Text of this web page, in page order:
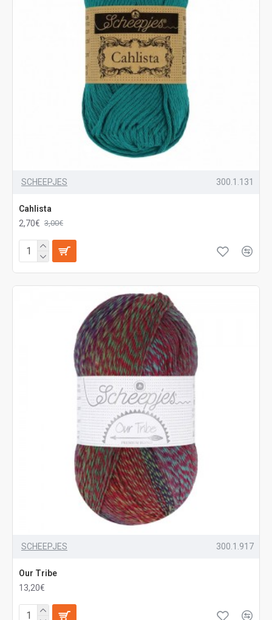
SCHEEPJES 300.1.131
Cahlista
2,70€ 3,00€
SCHEEPJES 300.1.917
Our Tribe
13,20€